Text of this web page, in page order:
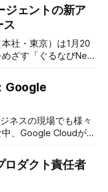
ジェントの新ア
ス
社・東京）は1月20
ざす「ぐるなびNext
飲食店探索アプリ
開した。
Google
ネスの現場でも様々
、Google Cloudが新
ま注目を集めるAIエ
く変革する予兆と言
ロダクト責任者